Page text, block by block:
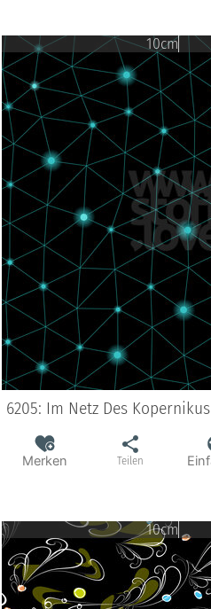
10cm
6205: Im Netz Des Kopernikus
Merken Teilen
10cm